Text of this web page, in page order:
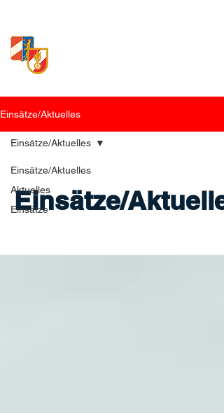
Einsätze/Aktuelles
Einsätze/Aktuelles
Aktuelles
Einsätze
Einsätze/Aktuelles
Einsätze/